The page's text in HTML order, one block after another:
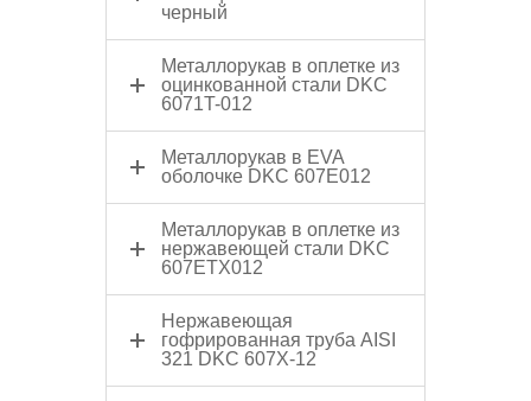
черный
Металлорукав в оплетке из
оцинкованной стали DKC
6071T-012
Металлорукав в EVA
оболочке DKC 607E012
Металлорукав в оплетке из
нержавеющей стали DKC
607ETX012
Нержавеющая
гофрированная труба AISI
321 DKC 607X-12